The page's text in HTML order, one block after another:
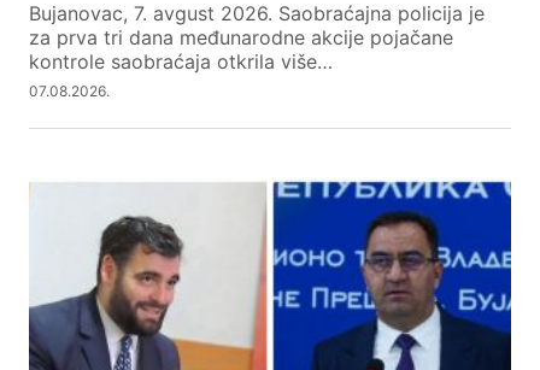
Bujanovac, 7. avgust 2026. Saobraćajna policija je
za prva tri dana međunarodne akcije pojačane
kontrole saobraćaja otkrila više…
07.08.2026.